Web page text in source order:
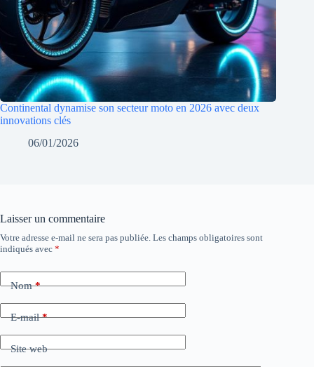
Continental dynamise son secteur moto en 2026 avec deux
innovations clés
06/01/2026
Laisser un commentaire
Votre adresse e-mail ne sera pas publiée. Les champs obligatoires sont
indiqués avec *
Nom*
E-mail*
Site web